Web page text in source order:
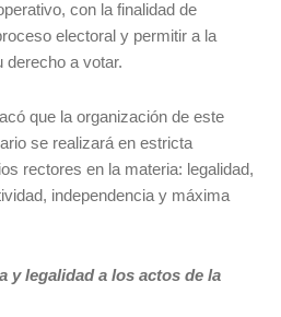
con la finalidad de
electoral y permitir a la
derecho a votar.
que la organización de este
se realizará en estricta
rectores en la materia: legalidad,
independencia y máxima
y legalidad a los actos de la